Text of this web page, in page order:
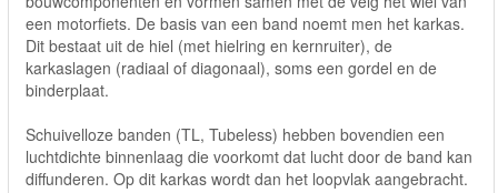
een motorfiets. De basis van een band noemt men het karkas.
Dit bestaat uit de hiel (met hielring en kernruiter), de
karkaslagen (radiaal of diagonaal), soms een gordel en de
binderplaat.
Schuivelloze banden (TL, Tubeless) hebben bovendien een
luchtdichte binnenlaag die voorkomt dat lucht door de band kan
diffunderen. Op dit karkas wordt dan het loopvlak aangebracht.